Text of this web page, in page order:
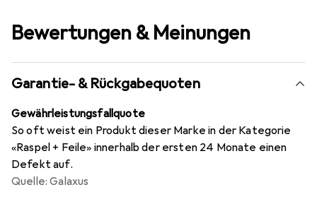
Bewertungen & Meinungen
Garantie- & Rückgabequoten
Gewährleistungsfallquote
So oft weist ein Produkt dieser Marke in der Kategorie
«Raspel + Feile» innerhalb der ersten 24 Monate einen
Defekt auf.
Quelle: Galaxus